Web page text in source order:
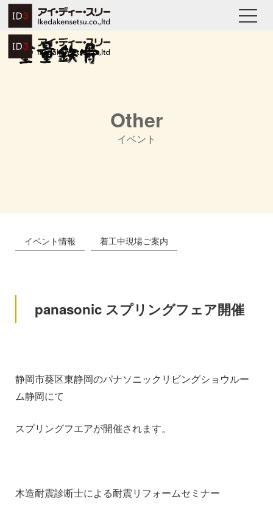
Other
イベント
イベント情報 着工中現場ご案内
panasonic スプリングフェア開催
静岡市葵区東静岡のパナソニックリビングショウルー
ム静岡にて
スプリングフエアが開催されます。
木造耐震診断士による耐震リフォームセミナー